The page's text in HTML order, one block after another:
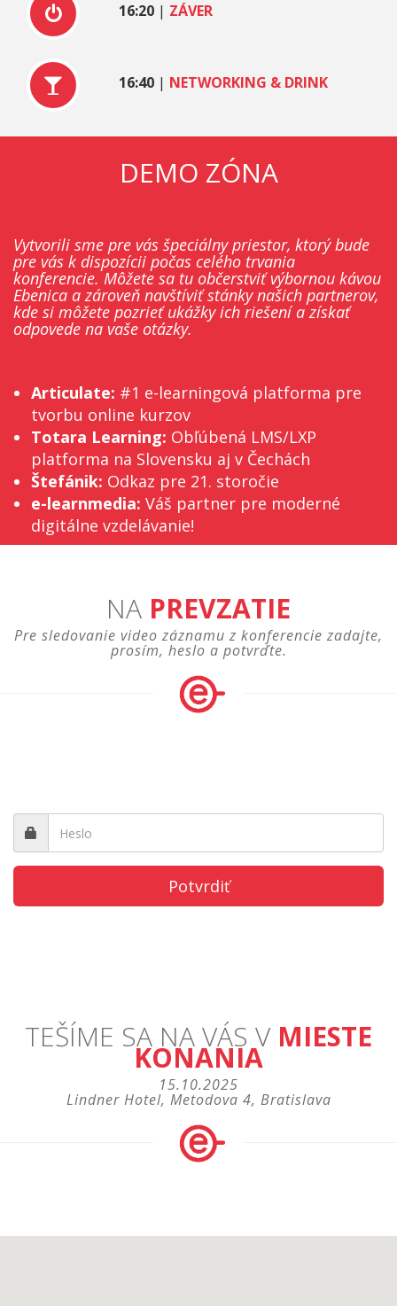
16:20 | ZÁVER
16:40 | NETWORKING & DRINK
DEMO ZÓNA
Vytvorili sme pre vás špeciálny priestor, ktorý bude
pre vás k dispozícii počas celého trvania
konferencie. Môžete sa tu občerstviť výbornou kávou
Ebenica a zároveň navštíviť stánky našich partnerov,
kde si môžete pozrieť ukážky ich riešení a získať
odpovede na vaše otázky.
Articulate: #1 e-learningová platforma pre
tvorbu online kurzov
Totara Learning: Obľúbená LMS/LXP
platforma na Slovensku aj v Čechách
Štefánik: Odkaz pre 21. storočie
e-learnmedia: Váš partner pre moderné
digitálne vzdelávanie!
NA PREVZATIE
Pre sledovanie video záznamu z konferencie zadajte,
prosím, heslo a potvrďte.
TEŠÍME SA NA VÁS V MIESTE
KONANIA
15.10.2025
Lindner Hotel, Metodova 4, Bratislava